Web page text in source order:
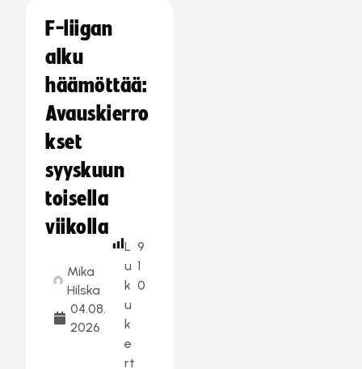
F-liigan
alku
häämöttää:
Avauskierro
kset
syyskuun
toisella
viikolla
Mika
Hilska
04.08.
2026
L
u
k
u
k
e
rt
9
1
0